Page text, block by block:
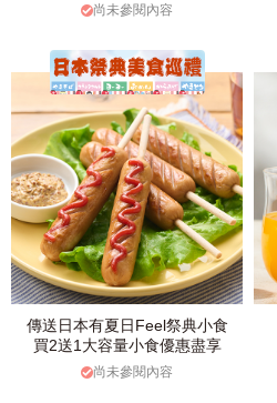
尚未參閱內容
傳送日本有夏日Feel祭典小食
買2送1大容量小食優惠盡享
尚未參閱內容